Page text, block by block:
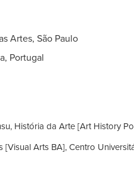
Artes, São Paulo
Portugal
História da Arte [Art History
[VisualArts BA], Centro